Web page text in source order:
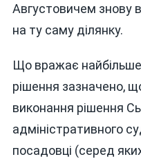
Августовичем знову
на ту саму ділянку.
Що вражає
рішення зазначено,
виконання рішення
адміністративного
посадовці (серед